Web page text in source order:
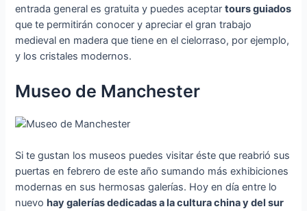
entrada general es gratuita y puedes aceptartours guiados
que te permitirán conocer y apreciar el gran trabajo
medieval en madera que tiene en el cielorraso, por ejemplo,
y los cristales modernos.
Museo de Manchester
Si te gustan los museos puedes visitar éste que reabrió sus
puertas en febrero de este año sumando más exhibiciones
modernas en sus hermosas galerías. Hoy en día entre lo
nuevohay galerías dedicadas a la cultura china y del sur